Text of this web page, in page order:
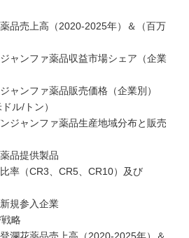
品売上高（2020-2025年）＆（百万
ャンファ薬品収益市場シェア（企業
ャンファ薬品販売価格（企業別）
ル/トン）
ジャンファ薬品生産地域分布と販売
品提供製品
率（CR3、CR5、CR10）及び
規参入企業
略